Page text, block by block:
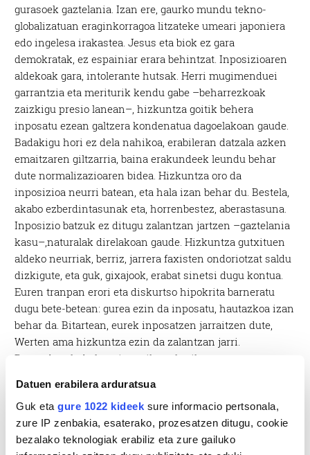
Datuen erabilera arduratsua
Guk eta gure 1022 kideek sure informacio pertsonala,
zure IP zenbakia, esaterako, prozesatzen ditugu, cookie
bezalako teknologiak erabiliz eta zure gailuko
gurasoek gaztelania. Izan ere, gaurko mundu tekno-
globalizatuan eraginkorragoa litzateke umeari japoniera
edo ingelesa irakastea. Jesus eta biok ez gara
demokratak, ez espainiar erara behintzat. Inposizioaren
aldekoak gara, intolerante hutsak. Herri mugimenduei
garrantzia eta meriturik kendu gabe –beharrezkoak
zaizkigu presio lanean–, hizkuntza goitik behera
inposatu ezean galtzera kondenatua dagoelakoan gaude.
Badakigu hori ez dela nahikoa, erabileran datzala azken
emaitzaren giltzarria, baina erakundeek leundu behar
dute normalizazioaren bidea. Hizkuntza oro da
inposizioa neurri batean, eta hala izan behar du. Bestela,
akabo ezberdintasunak eta, horrenbestez, aberastasuna.
Inposizio batzuk ez ditugu zalantzan jartzen –gaztelania
kasu–,naturalak direlakoan gaude. Hizkuntza gutxituen
aldeko neurriak, berriz, jarrera faxisten ondoriotzat saldu
dizkigute, eta guk, gixajook, erabat sinetsi dugu kontua.
Euren tranpan erori eta diskurtso hipokrita barneratu
dugu bete-betean: gurea ezin da inposatu, hautazkoa izan
behar da. Bitartean, eurek inposatzen jarraitzen dute,
Werten ama hizkuntza ezin da zalantzan jarri.
Boteredunak du hogeitamaika eskutik.